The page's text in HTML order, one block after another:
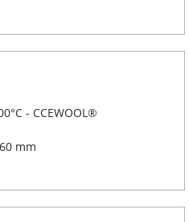
- CCEWOOL®
mm